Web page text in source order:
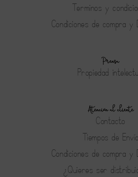
Terminos y
Condiciones de compra y
Prensa
Propiedad
Atención al cliente
Contacto
Tiempos de Envío
Condiciones de compra y
¿Quieres ser